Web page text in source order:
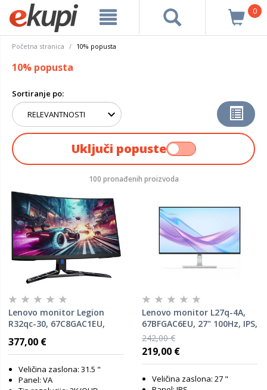
0
Početna stranica 10% popusta
10% popusta
Sortiranje po:
Uključi popuste
100 pronađenih proizvoda
Lenovo monitor Legion
R32qc-30, 67C8GAC1EU,
2xHDMI, DP, 0.5ms,
zvučnici, zakrivljeni
377,00 €
Veličina zaslona: 31.5 "
Panel: VA
Lenovo monitor L27q-4A,
67BFGAC6EU, 27" 100Hz, IPS,
QHD, 2xHDMI, DP, 4ms,
zvučnici
242,00 €
219,00 €
Veličina zaslona: 27 "